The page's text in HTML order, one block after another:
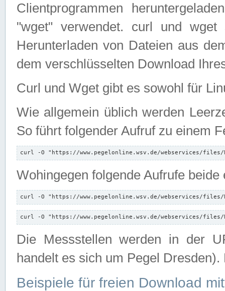
Clientprogrammen
"wget" verwendet. curl und wget
Herunterladen von Dateien aus
dem verschlüsselten Download
Curl und Wget gibt es sowohl für
Wie allgemein üblich werden
So führt folgender Aufruf zu einem
curl -O "https://www.pegelonline.wsv.de/webservices/files/
Wohingegen folgende Aufrufe beide
curl -O "https://www.pegelonline.wsv.de/webservices/files/
curl -O "https://www.pegelonline.wsv.de/webservices/files/
Die Messstellen werden in der
handelt es sich um Pegel
Beispiele für freien Download